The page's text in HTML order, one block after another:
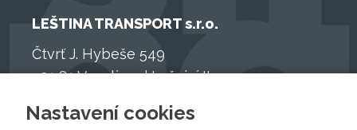
LEŠTINA TRANSPORT s.r.o.
Čtvrť J. Hybeše 549
391 81 Veselí nad Lužnicí II
info@lestina.eu
Nastavení cookies